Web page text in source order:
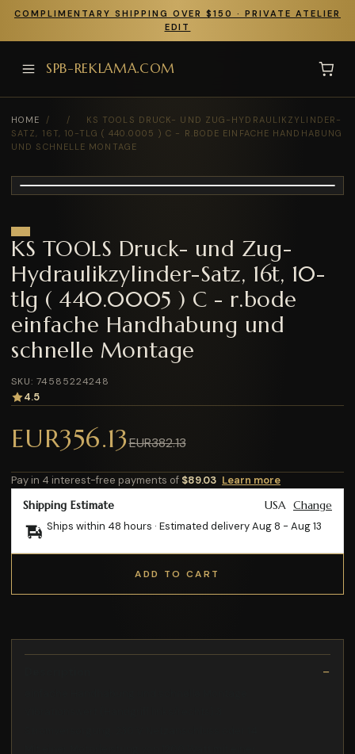
COMPLIMENTARY SHIPPING OVER $150 · PRIVATE ATELIER
EDIT
SPB-REKLAMA.COM
HOME / /
KS TOOLS DRUCK- UND ZUG-HYDRAULIKZYLINDER-
SATZ, 16T, 10-TLG ( 440.0005 ) C - R.BODE EINFACHE HANDHABUNG
UND SCHNELLE MONTAGE
KS TOOLS Druck- und Zug-
Hydraulikzylinder-Satz, 16t, 10-
tlg ( 440.0005 ) C - r.bode
einfache Handhabung und
schnelle Montage
SKU: 74585224248
4.5
EUR356.13EUR382.13
Pay in 4 interest-free payments of $89.03 Learn more
Shipping Estimate USA Change
Ships within 48 hours · Estimated deliveryAug 8 - Aug 13
ADD TO CART